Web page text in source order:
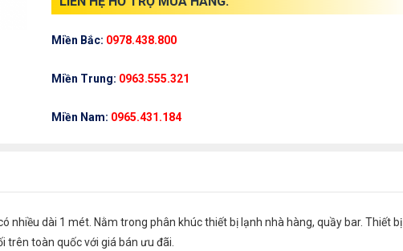
Miền Bắc: 0978.438.800
Miền Trung: 0963.555.321
Miền Nam: 0965.431.184
nhiều dài 1 mét. Nằm trong phân khúc thiết bị lạnh nhà hàng, quầy bar. Thiết bị
trên toàn quốc với giá bán ưu đãi.